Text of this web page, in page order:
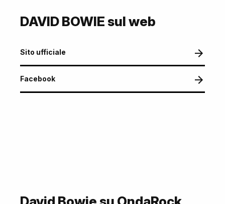
DAVID BOWIE sul web
Sito ufficiale
Facebook